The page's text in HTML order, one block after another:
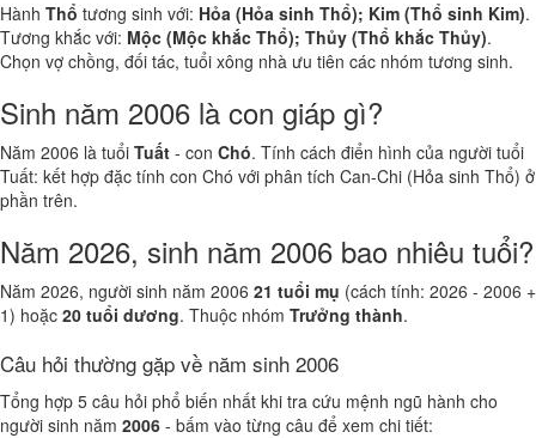
Hành Thổ tương sinh với: Hỏa (Hỏa sinh Thổ); Kim (Thổ sinh Kim).
Tương khắc với: Mộc (Mộc khắc Thổ); Thủy (Thổ khắc Thủy).
Chọn vợ chồng, đối tác, tuổi xông nhà ưu tiên các nhóm tương sinh.
Sinh năm 2006 là con giáp gì?
Năm 2006 là tuổi Tuất - con Chó. Tính cách điển hình của người tuổi
Tuất: kết hợp đặc tính con Chó với phân tích Can-Chi (Hỏa sinh Thổ) ở
phần trên.
Năm 2026, sinh năm 2006 bao nhiêu tuổi?
Năm 2026, người sinh năm 2006 21 tuổi mụ (cách tính: 2026 - 2006 +
1) hoặc 20 tuổi dương. Thuộc nhóm Trưởng thành.
Câu hỏi thường gặp về năm sinh 2006
Tổng hợp 5 câu hỏi phổ biến nhất khi tra cứu mệnh ngũ hành cho
người sinh năm 2006 - bấm vào từng câu để xem chi tiết: